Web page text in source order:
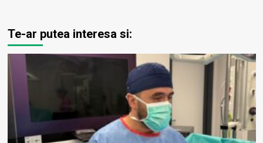
Te-ar putea interesa si: